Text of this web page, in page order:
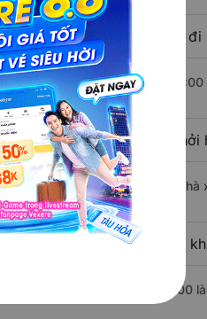
chuyến xe khách Cà Mau
27 chuyến xe bắt đầu từ
Trạch - Đồng Nai nào khởi
nhất vào lúc 5:00 là của nhà
- Đồng Nai từ Cà Mau nào
(muộn) nhất là vào lúc 19:00